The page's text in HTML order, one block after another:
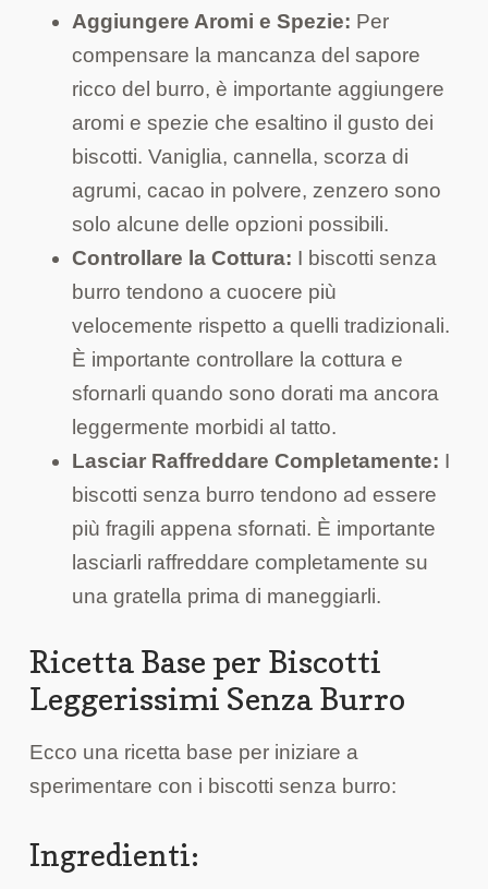
Aggiungere Aromi e Spezie: Per
compensare la mancanza del sapore
ricco del burro, è importante aggiungere
aromi e spezie che esaltino il gusto dei
biscotti. Vaniglia, cannella, scorza di
agrumi, cacao in polvere, zenzero sono
solo alcune delle opzioni possibili.
Controllare la Cottura: I biscotti senza
burro tendono a cuocere più
velocemente rispetto a quelli tradizionali.
È importante controllare la cottura e
sfornarli quando sono dorati ma ancora
leggermente morbidi al tatto.
Lasciar Raffreddare Completamente: I
biscotti senza burro tendono ad essere
più fragili appena sfornati. È importante
lasciarli raffreddare completamente su
una gratella prima di maneggiarli.
Ricetta Base per Biscotti
Leggerissimi Senza Burro
Ecco una ricetta base per iniziare a
sperimentare con i biscotti senza burro:
Ingredienti: